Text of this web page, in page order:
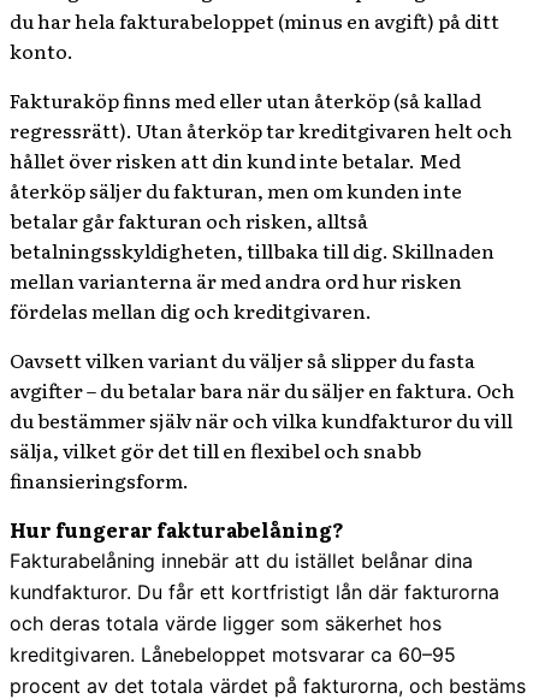
du har hela fakturabeloppet (minus en avgift) på ditt
konto.
Fakturaköp finns med eller utan återköp (så kallad
regressrätt). Utan återköp tar kreditgivaren helt och
hållet över risken att din kund inte betalar. Med
återköp säljer du fakturan, men om kunden inte
betalar går fakturan och risken, alltså
betalningsskyldigheten, tillbaka till dig. Skillnaden
mellan varianterna är med andra ord hur risken
fördelas mellan dig och kreditgivaren.
Oavsett vilken variant du väljer så slipper du fasta
avgifter – du betalar bara när du säljer en faktura. Och
du bestämmer själv när och vilka kundfakturor du vill
sälja, vilket gör det till en flexibel och snabb
finansieringsform.
Hur fungerar fakturabelåning?
Fakturabelåning innebär att du istället belånar dina
kundfakturor. Du får ett kortfristigt lån där fakturorna
och deras totala värde ligger som säkerhet hos
kreditgivaren. Lånebeloppet motsvarar ca 60–95
procent av det totala värdet på fakturorna, och bestäms